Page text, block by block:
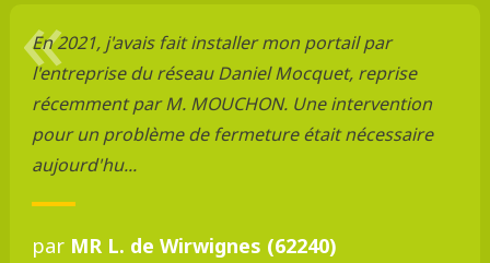
En 2021, j'avais fait installer mon portail par
l'entreprise du réseau Daniel Mocquet, reprise
récemment par M. MOUCHON. Une intervention
pour un problème de fermeture était nécessaire
aujourd'hu...
par MR L. de Wirwignes (62240)